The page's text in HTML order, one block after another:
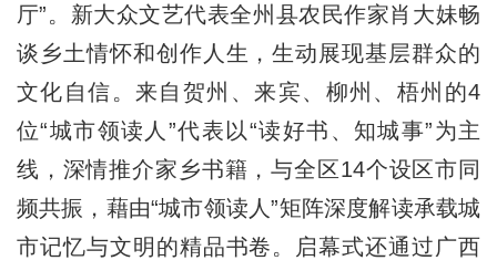
厅”。新大众文艺代表全州县农民作家肖大妹畅
谈乡土情怀和创作人生，生动展现基层群众的
文化自信。来自贺州、来宾、柳州、梧州的4
位“城市领读人”代表以“读好书、知城事”为主
线，深情推介家乡书籍，与全区14个设区市同
频共振，藉由“城市领读人”矩阵深度解读承载城
市记忆与文明的精品书卷。启幕式还通过广西